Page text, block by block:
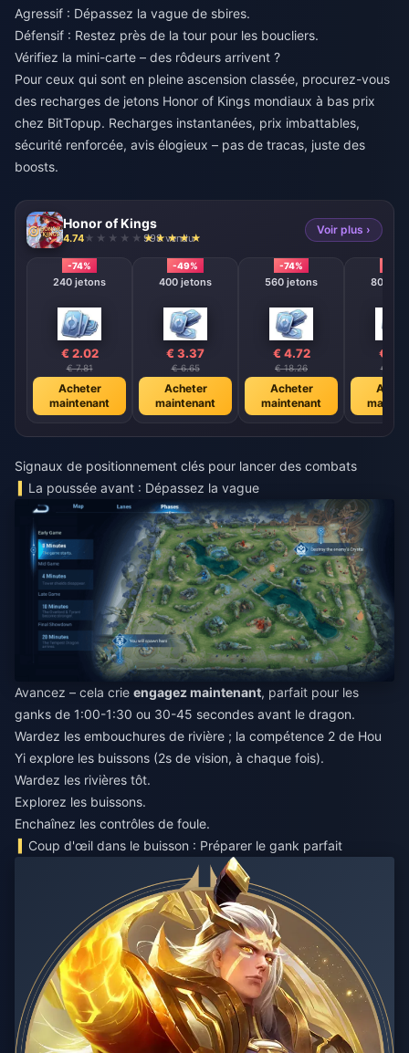
Agressif : Dépassez la vague de sbires.
Défensif : Restez près de la tour pour les boucliers.
Vérifiez la mini-carte – des rôdeurs arrivent ?
Pour ceux qui sont en pleine ascension classée, procurez-vous
des recharges de jetons Honor of Kings mondiaux à bas prix
chez BitTopup. Recharges instantanées, prix imbattables,
sécurité renforcée, avis élogieux – pas de tracas, juste des
boosts.
Honor of Kings
4.74 998 vendu
Voir plus ›
-74%
240 jetons
€ 2.02
€ 7.81
Acheter
maintenant
-49%
400 jetons
€ 3.37
€ 6.65
Acheter
maintenant
-74%
560 jetons
€ 4.72
€ 18.26
Acheter
maintenant
800
€
€
Signaux de positionnement clés pour lancer des combats
La poussée avant : Dépassez la vague
Avancez – cela crie engagez maintenant, parfait pour les
ganks de 1:00-1:30 ou 30-45 secondes avant le dragon.
Wardez les embouchures de rivière ; la compétence 2 de Hou
Yi explore les buissons (2s de vision, à chaque fois).
Wardez les rivières tôt.
Explorez les buissons.
Enchaînez les contrôles de foule.
Coup d'œil dans le buisson : Préparer le gank parfait